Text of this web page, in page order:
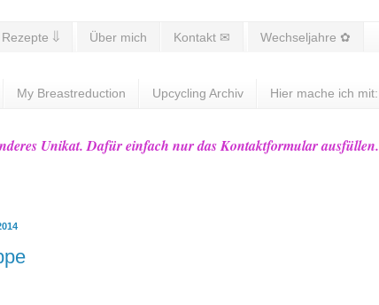
Rezepte ⇓ Über mich Kontakt ✉ Wechseljahre ✿
My Breastreduction Upcycling Archiv Hier mache ich mit:
Unikat. Dafür einfach nur das Kontaktformular ausfüllen.